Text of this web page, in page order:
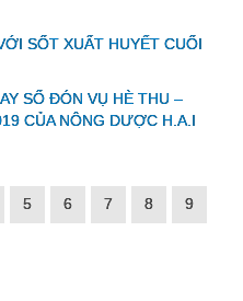
SỐT XUẤT HUYẾT CUỐI
SỐ ĐÓN VỤ HÈ THU –
CỦA NÔNG DƯỢC H.A.I
5 6 7 8 9